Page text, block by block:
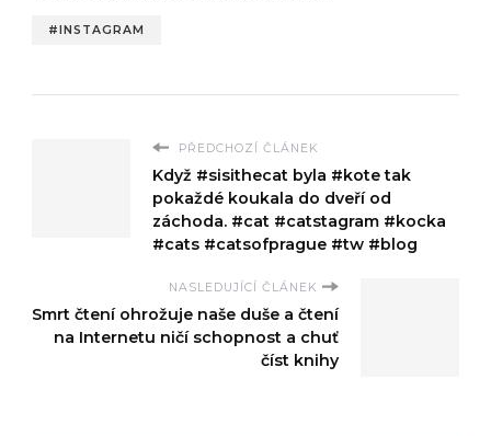
#INSTAGRAM
PŘEDCHOZÍ ČLÁNEK
Když #sisithecat byla #kote tak
pokaždé koukala do dveří od
záchoda. #cat #catstagram #kocka
#cats #catsofprague #tw #blog
NASLEDUJÍCÍ ČLÁNEK
Smrt čtení ohrožuje naše duše a čtení
na Internetu ničí schopnost a chuť
číst knihy